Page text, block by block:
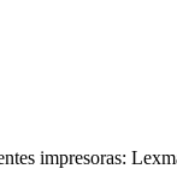
impresoras: